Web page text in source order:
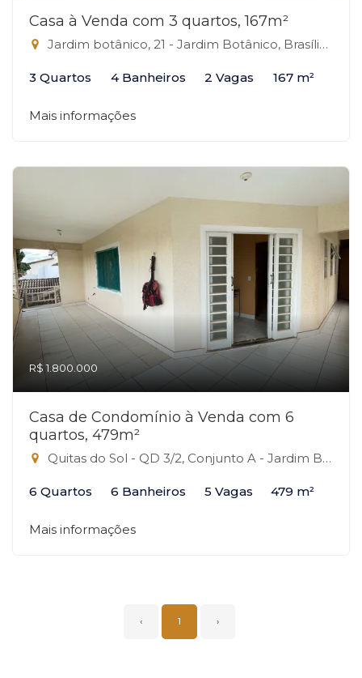
Casa à Venda com 3 quartos, 167m²
Jardim botânico, 21 - Jardim Botânico, Brasília-DF
3 Quartos 4 Banheiros 2 Vagas 167 m²
Mais informações
R$ 1.800.000
Casa de Condomínio à Venda com 6
quartos, 479m²
Quitas do Sol - QD 3/2, Conjunto A - Jardim Botânico, Brasília-DF
6 Quartos 6 Banheiros 5 Vagas 479 m²
Mais informações
‹ 1 ›